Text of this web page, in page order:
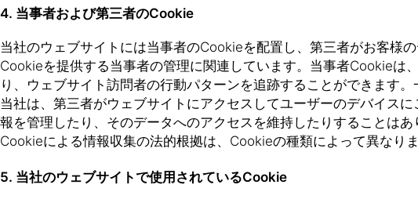
4. 当事者および第三者のCookie
当社のウェブサイトには当事者のCookieを配置し、第三者がお客様
Cookieを提供する当事者の管理に関連しています。当事者Cookieは
り、ウェブサイト訪問者の行動パターンを追跡することができます
当社は、第三者がウェブサイトにアクセスしてユーザーのデバイス
報を管理したり、そのデータへのアクセスを維持したりすることは
Cookieによる情報収集の法的根拠は、Cookieの種類によって異なり
5. 当社のウェブサイトで使用されているCookie